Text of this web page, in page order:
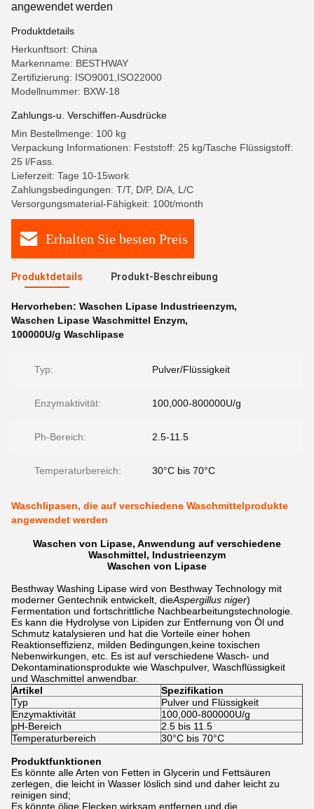
angewendet werden
Produktdetails
Herkunftsort: China
Markenname: BESTHWAY
Zertifizierung: ISO9001,ISO22000
Modellnummer: BXW-18
Zahlungs-u. Verschiffen-Ausdrücke
Min Bestellmenge: 100 kg
Verpackung Informationen: Feststoff: 25 kg/Tasche Flüssigstoff:
25 l/Fass.
Lieferzeit: Tage 10-15work
Zahlungsbedingungen: T/T, D/P, D/A, L/C
Versorgungsmaterial-Fähigkeit: 100t/month
Erhalten Sie besten Preis
Produktdetails Produkt-Beschreibung
Hervorheben: Waschen Lipase Industrieenzym,
Waschen Lipase Waschmittel Enzym,
100000U/g Waschlipase
Typ: Pulver/Flüssigkeit
Enzymaktivität: 100,000-800000U/g
Ph-Bereich: 2.5-11.5
Temperaturbereich: 30°C bis 70°C
Waschlipasen, die auf verschiedene Waschmittelprodukte
angewendet werden
Waschen von Lipase, Anwendung auf verschiedene
Waschmittel, Industrieenzym
Waschen von Lipase
Besthway Washing Lipase wird von Besthway Technology mit
moderner Gentechnik entwickelt, dieAspergillus niger)
Fermentation und fortschrittliche Nachbearbeitungstechnologie.
Es kann die Hydrolyse von Lipiden zur Entfernung von Öl und
Schmutz katalysieren und hat die Vorteile einer hohen
Reaktionseffizienz, milden Bedingungen,keine toxischen
Nebenwirkungen, etc. Es ist auf verschiedene Wasch- und
Dekontaminationsprodukte wie Waschpulver, Waschflüssigkeit
und Waschmittel anwendbar.
Artikel
Spezifikation
Typ
Pulver und Flüssigkeit
Enzymaktivität
100,000-800000U/g
pH-Bereich
2.5 bis 11.5
Temperaturbereich
30°C bis 70°C
Produktfunktionen
Es könnte alle Arten von Fetten in Glycerin und Fettsäuren
zerlegen, die leicht in Wasser löslich sind und daher leicht zu
reinigen sind;
Es könnte ölige Flecken wirksam entfernen und die